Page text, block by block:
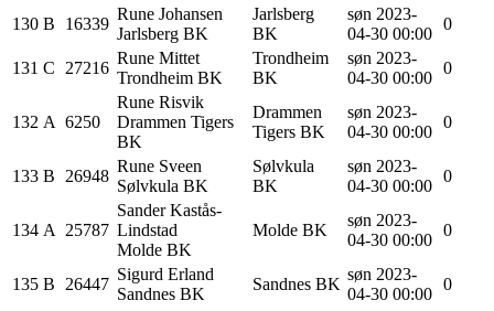
130 B 16339
Rune Johansen
Jarlsberg BK
Jarlsberg
BK
søn 2023-
04-30 00:00
0
131 C 27216
Rune Mittet
Trondheim BK
Trondheim
BK
søn 2023-
04-30 00:00
0
132 A 6250
Rune Risvik
Drammen Tigers
BK
Drammen
Tigers BK
søn 2023-
04-30 00:00
0
133 B 26948
Rune Sveen
Sølvkula BK
Sølvkula
BK
søn 2023-
04-30 00:00
0
134 A 25787
Sander Kastås-
Lindstad
Molde BK
Molde BK
søn 2023-
04-30 00:00
0
135 B 26447
Sigurd Erland
Sandnes BK
Sandnes BK
søn 2023-
04-30 00:00
0